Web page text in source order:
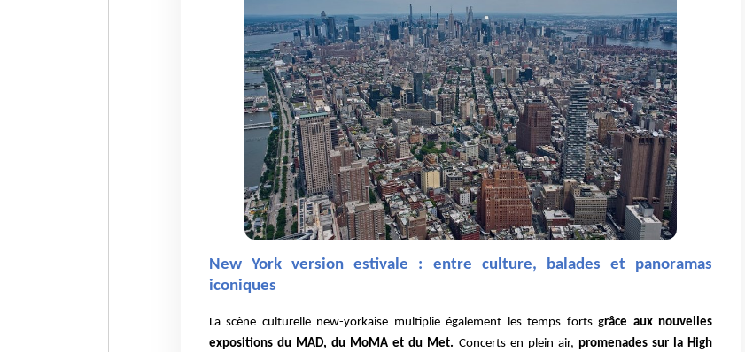
New York version estivale : entre culture, balades et panoramas
iconiques
La scène culturelle new-yorkaise multiplie également les temps forts grâce aux nouvelles
expositions du MAD, du MoMA et du Met. Concerts en plein air,promenades sur la High